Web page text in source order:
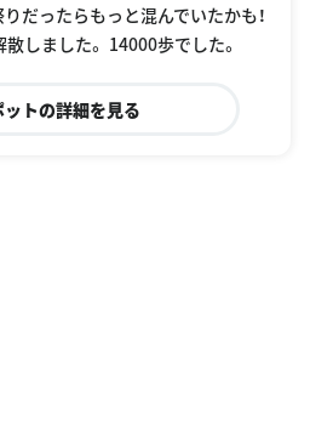
だったらもっと混んでいたかも！
しました。 14000歩でした。
ットの詳細を見る